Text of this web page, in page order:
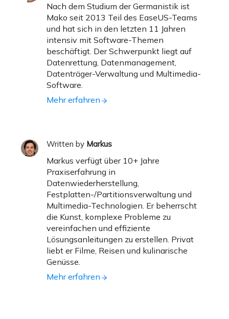
Nach dem Studium der Germanistik ist
Mako seit 2013 Teil des EaseUS-Teams
und hat sich in den letzten 11 Jahren
intensiv mit Software-Themen
beschäftigt. Der Schwerpunkt liegt auf
Datenrettung, Datenmanagement,
Datenträger-Verwaltung und Multimedia-
Software.
Mehr erfahren
Written by Markus
Markus verfügt über 10+ Jahre
Praxiserfahrung in
Datenwiederherstellung,
Festplatten-/Partitionsverwaltung und
Multimedia-Technologien. Er beherrscht
die Kunst, komplexe Probleme zu
vereinfachen und effiziente
Lösungsanleitungen zu erstellen. Privat
liebt er Filme, Reisen und kulinarische
Genüsse.
Mehr erfahren